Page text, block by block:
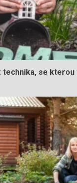
technika, se kterou